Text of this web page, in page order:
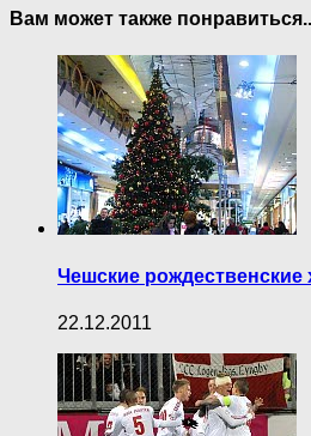
Вам может также
Чешские рождественские
22.12.2011